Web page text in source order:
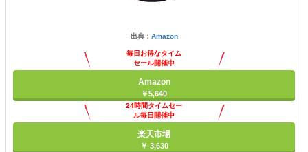
出典： Amazon
毎日お得なタイム
セール開催中
Amazon
￥5,640
24時間タイムセー
ル毎日開催中
楽天市場
￥ 3,630